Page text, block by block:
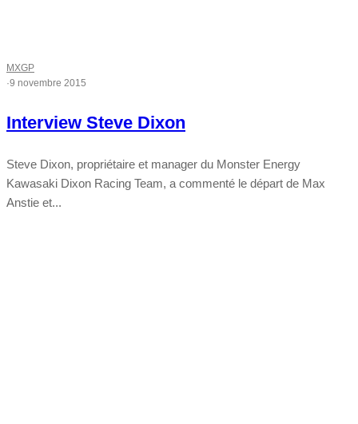
MXGP
·9 novembre 2015
Interview Steve Dixon
Steve Dixon, propriétaire et manager du Monster Energy
Kawasaki Dixon Racing Team, a commenté le départ de Max
Anstie et...